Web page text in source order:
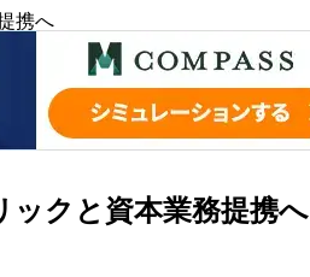
携へ
ックと資本業務提携へ